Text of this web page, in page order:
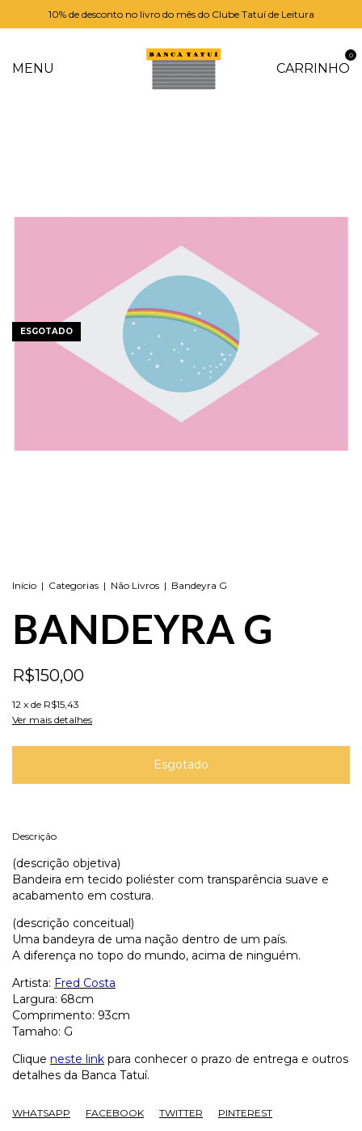
10% de desconto no livro do mês do Clube Tatuí de Leitura
MENU CARRINHO
0
ESGOTADO
Início | Categorias | Não Livros | Bandeyra G
BANDEYRA G
R$150,00
12 x de R$15,43
Ver mais detalhes
Descrição
(descrição objetiva)
Bandeira em tecido poliéster com transparência suave e
acabamento em costura.
(descrição conceitual)
Uma bandeyra de uma nação dentro de um país.
A diferença no topo do mundo, acima de ninguém.
Artista: Fred Costa
Largura: 68cm
Comprimento: 93cm
Tamaho: G
Clique neste link para conhecer o prazo de entrega e outros
detalhes da Banca Tatuí.
WHATSAPP FACEBOOK TWITTER PINTEREST